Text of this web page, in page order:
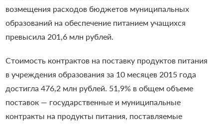
возмещения расходов бюджетов муниципальных
образований на обеспечение питанием учащихся
превысила 201,6 млн рублей.
Стоимость контрактов на поставку продуктов питания
в учреждения образования за 10 месяцев 2015 года
достигла 476,2 млн рублей. 51,9% в общем объеме
поставок — государственные и муниципальные
контракты на продукты питания, поставляемые